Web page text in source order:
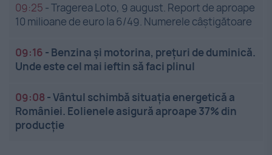
09:25 -Tragerea Loto, 9 august. Report de aproape
10 milioane de euro la 6/49. Numerele câștigătoare
09:16 - Benzina și motorina, prețuri de duminică.
Unde este cel mai ieftin să faci plinul
09:08 -Vântul schimbă situația energetică a
României. Eolienele asigură aproape 37% din
producție